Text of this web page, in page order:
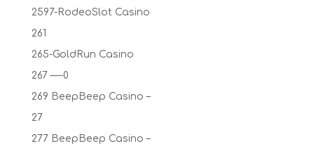
2597-RodeoSlot Casino
261
265-GoldRun Casino
267 —-0
269 BeepBeep Casino –
27
277 BeepBeep Casino –